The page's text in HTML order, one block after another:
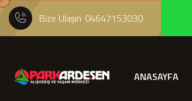
Bize Ulaşın 04647153030
ANASAYFA